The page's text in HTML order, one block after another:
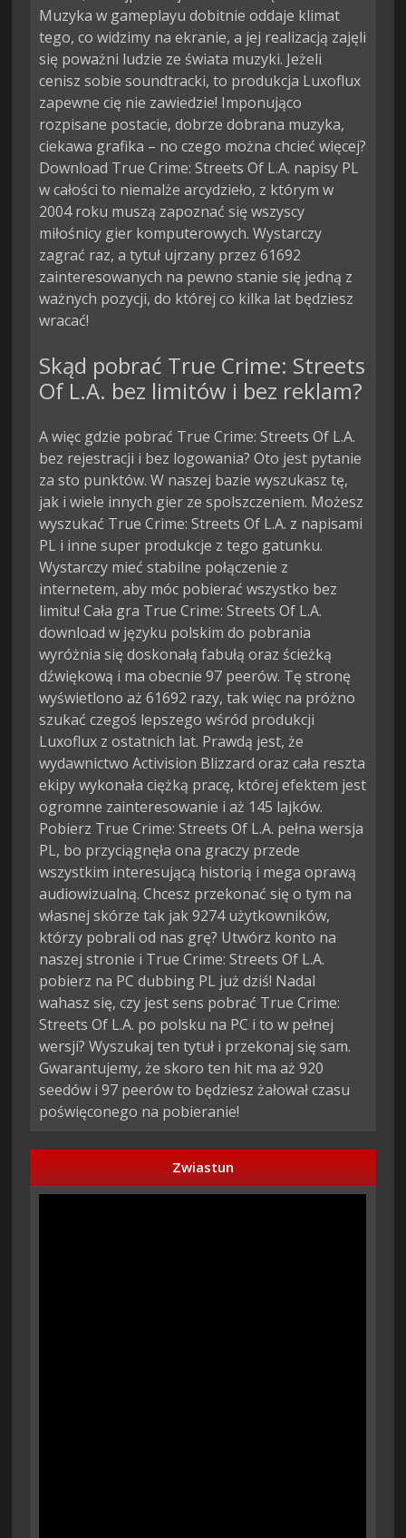
Muzyka w gameplayu dobitnie oddaje klimat
tego, co widzimy na ekranie, a jej realizacją zajęli
się poważni ludzie ze świata muzyki. Jeżeli
cenisz sobie soundtracki, to produkcja Luxoflux
zapewne cię nie zawiedzie! Imponująco
rozpisane postacie, dobrze dobrana muzyka,
ciekawa grafika – no czego można chcieć więcej?
Download True Crime: Streets Of L.A. napisy PL
w całości to niemalże arcydzieło, z którym w
2004 roku muszą zapoznać się wszyscy
miłośnicy gier komputerowych. Wystarczy
zagrać raz, a tytuł ujrzany przez 61692
zainteresowanych na pewno stanie się jedną z
ważnych pozycji, do której co kilka lat będziesz
wracać!
Skąd pobrać True Crime: Streets
Of L.A. bez limitów i bez reklam?
A więc gdzie pobrać True Crime: Streets Of L.A.
bez rejestracji i bez logowania? Oto jest pytanie
za sto punktów. W naszej bazie wyszukasz tę,
jak i wiele innych gier ze spolszczeniem. Możesz
wyszukać True Crime: Streets Of L.A. z napisami
PL i inne super produkcje z tego gatunku.
Wystarczy mieć stabilne połączenie z
internetem, aby móc pobierać wszystko bez
limitu! Cała gra True Crime: Streets Of L.A.
download w języku polskim do pobrania
wyróżnia się doskonałą fabułą oraz ścieżką
dźwiękową i ma obecnie 97 peerów. Tę stronę
wyświetlono aż 61692 razy, tak więc na próżno
szukać czegoś lepszego wśród produkcji
Luxoflux z ostatnich lat. Prawdą jest, że
wydawnictwo Activision Blizzard oraz cała reszta
ekipy wykonała ciężką pracę, której efektem jest
ogromne zainteresowanie i aż 145 lajków.
Pobierz True Crime: Streets Of L.A. pełna wersja
PL, bo przyciągnęła ona graczy przede
wszystkim interesującą historią i mega oprawą
audiowizualną. Chcesz przekonać się o tym na
własnej skórze tak jak 9274 użytkowników,
którzy pobrali od nas grę? Utwórz konto na
naszej stronie i True Crime: Streets Of L.A.
pobierz na PC dubbing PL już dziś! Nadal
wahasz się, czy jest sens pobrać True Crime:
Streets Of L.A. po polsku na PC i to w pełnej
wersji? Wyszukaj ten tytuł i przekonaj się sam.
Gwarantujemy, że skoro ten hit ma aż 920
seedów i 97 peerów to będziesz żałował czasu
poświęconego na pobieranie!
Zwiastun